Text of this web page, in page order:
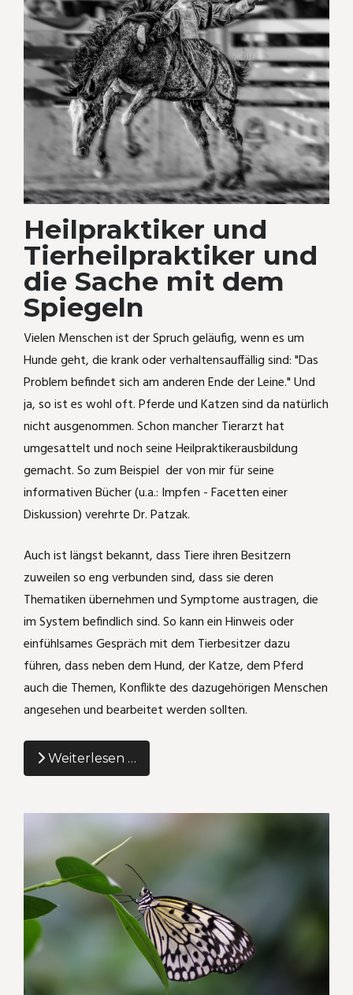
Heilpraktiker und
Tierheilpraktiker und
die Sache mit dem
Spiegeln
Vielen Menschen ist der Spruch geläufig, wenn es um
Hunde geht, die krank oder verhaltensauffällig sind: "Das
Problem befindet sich am anderen Ende der Leine." Und
ja, so ist es wohl oft. Pferde und Katzen sind da natürlich
nicht ausgenommen. Schon mancher Tierarzt hat
umgesattelt und noch seine Heilpraktikerausbildung
gemacht. So zum Beispiel der von mir für seine
informativen Bücher (u.a.: Impfen - Facetten einer
Diskussion) verehrte Dr. Patzak.
Auch ist längst bekannt, dass Tiere ihren Besitzern
zuweilen so eng verbunden sind, dass sie deren
Thematiken übernehmen und Symptome austragen, die
im System befindlich sind. So kann ein Hinweis oder
einfühlsames Gespräch mit dem Tierbesitzer dazu
führen, dass neben dem Hund, der Katze, dem Pferd
auch die Themen, Konflikte des dazugehörigen Menschen
angesehen und bearbeitet werden sollten.
Weiterlesen …